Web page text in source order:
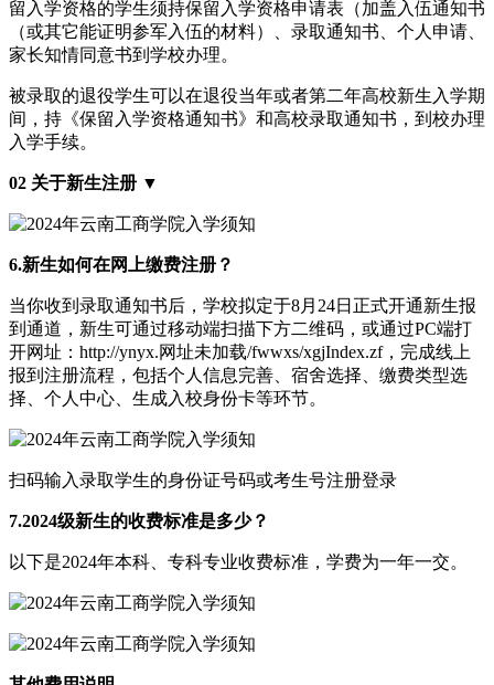
留入学资格的学生须持保留入学资格申请表（加盖入伍通知书
（或其它能证明参军入伍的材料）、录取通知书、个人申请、
家长知情同意书到学校办理。
被录取的退役学生可以在退役当年或者第二年高校新生入学期
间，持《保留入学资格通知书》和高校录取通知书，到校办理
入学手续。
02 关于新生注册 ▼
6.新生如何在网上缴费注册？
当你收到录取通知书后，学校拟定于8月24日正式开通新生报
到通道，新生可通过移动端扫描下方二维码，或通过PC端打
开网址：http://ynyx.网址未加载/fwwxs/xgjIndex.zf，完成线上
报到注册流程，包括个人信息完善、宿舍选择、缴费类型选
择、个人中心、生成入校身份卡等环节。
扫码输入录取学生的身份证号码或考生号注册登录
7.2024级新生的收费标准是多少？
以下是2024年本科、专科专业收费标准，学费为一年一交。